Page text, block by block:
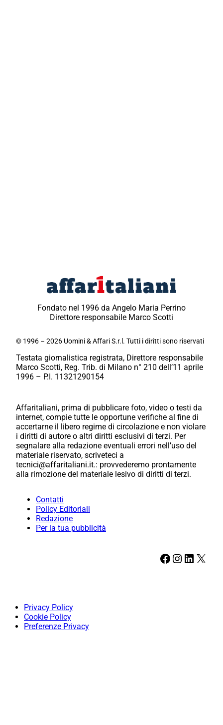
Fondato nel 1996 da Angelo Maria Perrino
Direttore responsabile Marco Scotti
© 1996 – 2026 Uomini & Affari S.r.l. Tutti i diritti sono riservati
Testata giornalistica registrata, Direttore responsabile
Marco Scotti, Reg. Trib. di Milano n° 210 dell’11 aprile
1996 – P.I. 11321290154
Affaritaliani, prima di pubblicare foto, video o testi da
internet, compie tutte le opportune verifiche al fine di
accertarne il libero regime di circolazione e non violare
i diritti di autore o altri diritti esclusivi di terzi. Per
segnalare alla redazione eventuali errori nell’uso del
materiale riservato, scriveteci a
tecnici@affaritaliani.it.: provvederemo prontamente
alla rimozione del materiale lesivo di diritti di terzi.
Contatti
Policy Editoriali
Redazione
Per la tua pubblicità
Facebook Instagram LinkedIn X
Privacy Policy
Cookie Policy
Preferenze Privacy